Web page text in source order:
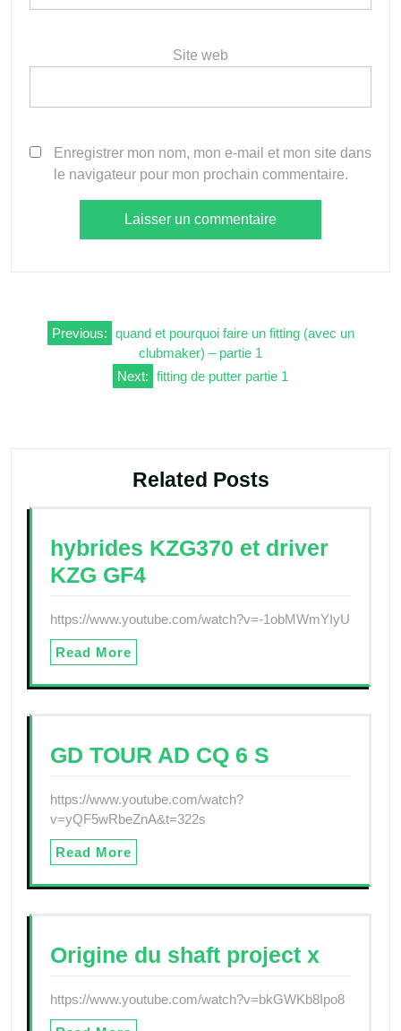
Site web
Enregistrer mon nom, mon e-mail et mon site dans
le navigateur pour mon prochain commentaire.
Navigation
Previous: quand et pourquoi faire un fitting (avec un
clubmaker) – partie 1
Next: fitting de putter partie 1
Related Posts
hybrides KZG370 et driver
KZG GF4
https://www.youtube.com/watch?v=-1obMWmYIyU
Read More
GD TOUR AD CQ 6 S
https://www.youtube.com/watch?
v=yQF5wRbeZnA&t=322s
Read More
Origine du shaft project x
https://www.youtube.com/watch?v=bkGWKb8Ipo8